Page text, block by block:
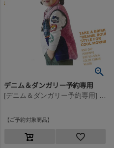
デニム＆ダンガリー予約専用
ご予約対象商品